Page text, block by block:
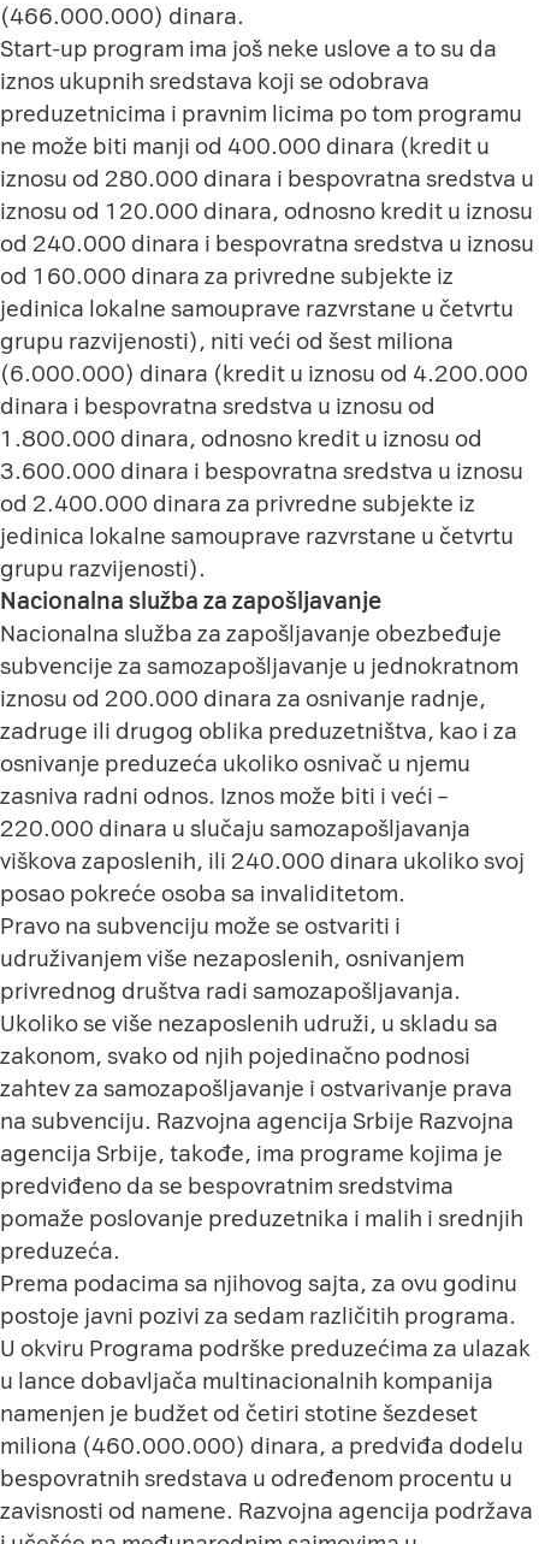
(466.000.000) dinara.
Start-up program ima još neke uslove a to su da
iznos ukupnih sredstava koji se odobrava
preduzetnicima i pravnim licima po tom programu
ne može biti manji od 400.000 dinara (kredit u
iznosu od 280.000 dinara i bespovratna sredstva u
iznosu od 120.000 dinara, odnosno kredit u iznosu
od 240.000 dinara i bespovratna sredstva u iznosu
od 160.000 dinara za privredne subjekte iz
jedinica lokalne samouprave razvrstane u četvrtu
grupu razvijenosti), niti veći od šest miliona
(6.000.000) dinara (kredit u iznosu od 4.200.000
dinara i bespovratna sredstva u iznosu od
1.800.000 dinara, odnosno kredit u iznosu od
3.600.000 dinara i bespovratna sredstva u iznosu
od 2.400.000 dinara za privredne subjekte iz
jedinica lokalne samouprave razvrstane u četvrtu
grupu razvijenosti).
Nacionalna služba za zapošljavanje
Nacionalna služba za zapošljavanje obezbeđuje
subvencije za samozapošljavanje u jednokratnom
iznosu od 200.000 dinara za osnivanje radnje,
zadruge ili drugog oblika preduzetništva, kao i za
osnivanje preduzeća ukoliko osnivač u njemu
zasniva radni odnos. Iznos može biti i veći –
220.000 dinara u slučaju samozapošljavanja
viškova zaposlenih, ili 240.000 dinara ukoliko svoj
posao pokreće osoba sa invaliditetom.
Pravo na subvenciju može se ostvariti i
udruživanjem više nezaposlenih, osnivanjem
privrednog društva radi samozapošljavanja.
Ukoliko se više nezaposlenih udruži, u skladu sa
zakonom, svako od njih pojedinačno podnosi
zahtev za samozapošljavanje i ostvarivanje prava
na subvenciju. Razvojna agencija Srbije Razvojna
agencija Srbije, takođe, ima programe kojima je
predviđeno da se bespovratnim sredstvima
pomaže poslovanje preduzetnika i malih i srednjih
preduzeća.
Prema podacima sa njihovog sajta, za ovu godinu
postoje javni pozivi za sedam različitih programa.
U okviru Programa podrške preduzećima za ulazak
u lance dobavljača multinacionalnih kompanija
namenjen je budžet od četiri stotine šezdeset
miliona (460.000.000) dinara, a predviđa dodelu
bespovratnih sredstava u određenom procentu u
zavisnosti od namene. Razvojna agencija podržava